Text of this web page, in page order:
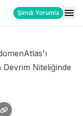
Şimdi Yorumla
Devrim Niteliğinde